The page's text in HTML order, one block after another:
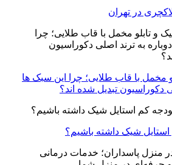
در تهران
مخمل با قاب طلایی؛ چرا این سبک ها
دکوراسیون تبدیل شده اند؟
شیک داشته باشیم؟